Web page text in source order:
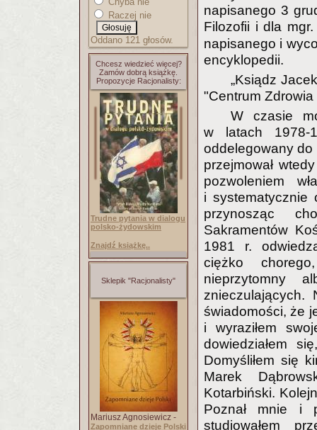
Raczej nie
Oddano 121 głosów.
Chcesz wiedzieć więcej?
Zamów dobrą książkę.
Propozycje Racjonalisty:
Trudne pytania w dialogu
polsko-żydowskim
Znajdź książkę..
Sklepik "Racjonalisty"
Mariusz Agnosiewicz -
Zapomniane dzieje Polski
napisanego 3
Filozofii i dla
napisanego i
encyklopedii.
„Ksiądz
"Centrum
W czasie
w latach 1978-
oddelegowany do
przejmował
pozwoleniem
i systematycznie
przynosząc
Sakramentów
1981 r.
ciężko
nieprzytomny
znieczulających.
świadomości, że
i wyraziłem
dowiedziałem
Domyśliłem się
Marek
Kotarbiński.
Poznał mnie i
studiowałem